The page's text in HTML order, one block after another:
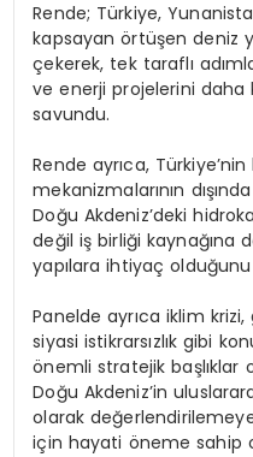
Rende; Türkiye,
kapsayan örtüşen deniz
çekerek, tek taraflı
ve enerji projelerini daha
savundu.
Rende ayrıca,
mekanizmalarının
Doğu Akdeniz’deki
değil iş birliği kaynağına
yapılara ihtiyaç
Panelde ayrıca iklim krizi,
siyasi istikrarsızlık gibi
önemli stratejik başlıklar
Doğu Akdeniz’in
olarak
için hayati öneme sahip